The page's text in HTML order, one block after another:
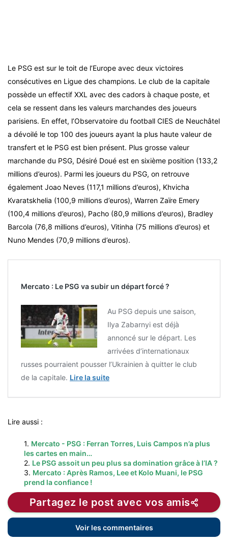
Le PSG est sur le toit de l’Europe avec deux victoires
consécutives en Ligue des champions. Le club de la capitale
possède un effectif XXL avec des cadors à chaque poste, et
cela se ressent dans les valeurs marchandes des joueurs
parisiens. En effet, l’Observatoire du football CIES de Neuchâtel
a dévoilé le top 100 des joueurs ayant la plus haute valeur de
transfert et le PSG est bien présent. Plus grosse valeur
marchande du PSG, Désiré Doué est en sixième position (133,2
millions d’euros). Parmi les joueurs du PSG, on retrouve
également Joao Neves (117,1 millions d’euros), Khvicha
Kvaratskhelia (100,9 millions d’euros), Warren Zaïre Emery
(100,4 millions d’euros), Pacho (80,9 millions d’euros), Bradley
Barcola (76,8 millions d’euros), Vitinha (75 millions d’euros) et
Nuno Mendes (70,9 millions d’euros).
Mercato : Le PSG va subir un départ forcé ?
Au PSG depuis une saison,
Ilya Zabarnyi est déjà
annoncé sur le départ. Les
arrivées d’internationaux
russes pourraient pousser l’Ukrainien à quitter le club
de la capitale. Lire la suite
Lire aussi :
1. Mercato - PSG : Ferran Torres, Luis Campos n’a plus
les cartes en main…
2. Le PSG assoit un peu plus sa domination grâce à l’IA ?
3. Mercato : Après Ramos, Lee et Kolo Muani, le PSG
prend la confiance !
Partagez le post avec vos amis
Voir les commentaires